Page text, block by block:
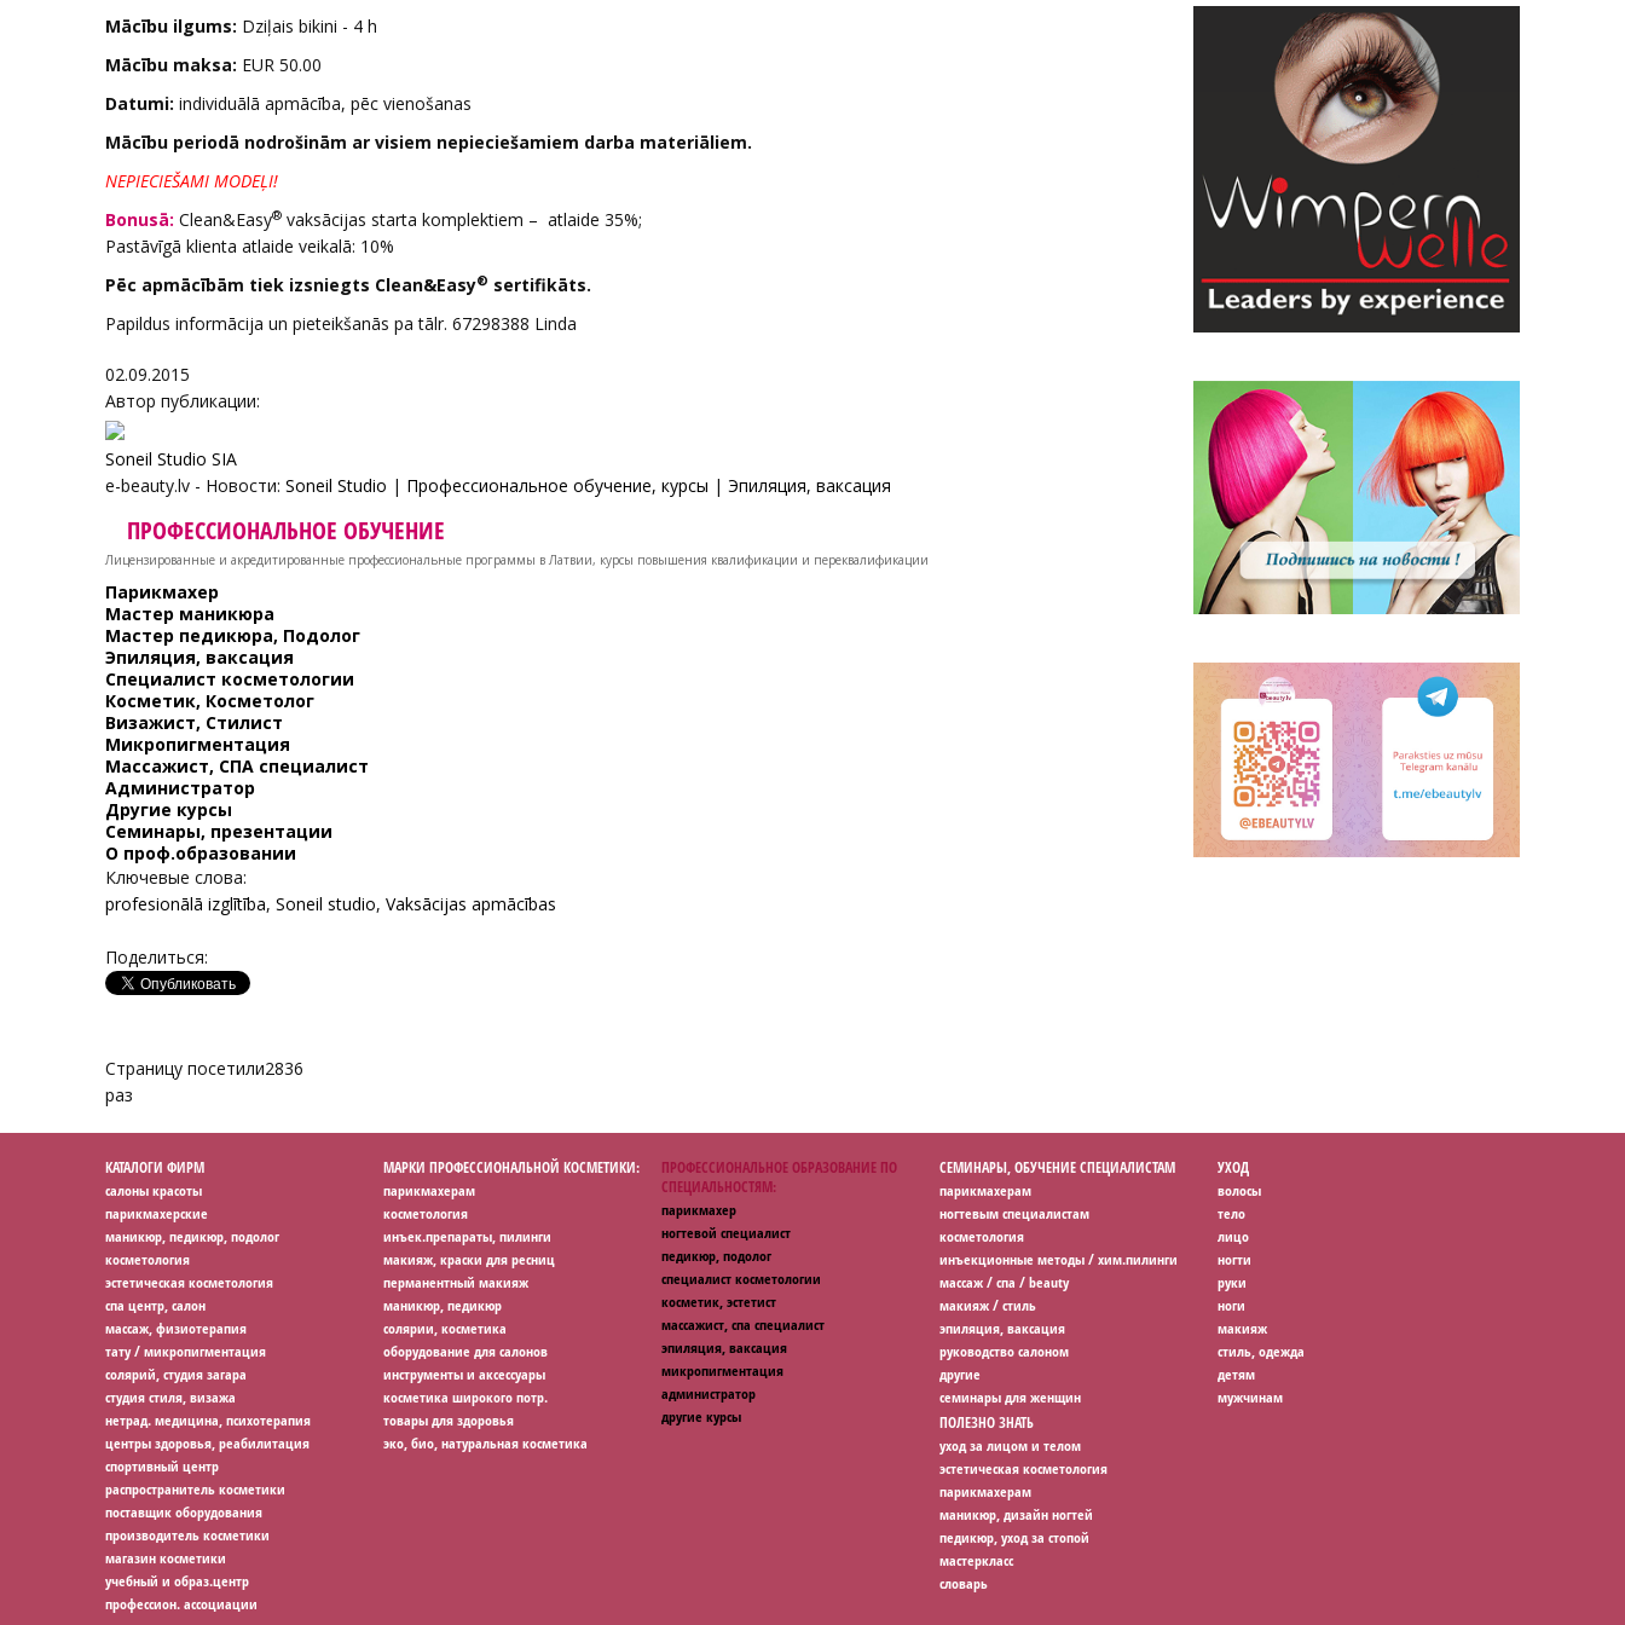
Mācību ilgums: Dziļais bikini - 4 h
Mācību maksa: EUR 50.00
Datumi: individuālā apmācība, pēc vienošanas
Mācību periodā nodrošinām ar visiem nepieciešamiem darba materiāliem.
NEPIECIEŠAMI MODEĻI!
Bonusā: Clean&Easy® vaksācijas starta komplektiem – atlaide 35%;
Pastāvīgā klienta atlaide veikalā: 10%
Pēc apmācībām tiek izsniegts Clean&Easy® sertifikāts.
Papildus informācija un pieteikšanās pa tālr. 67298388 Linda
02.09.2015
Автор публикации:
Soneil Studio SIA
e-beauty.lv - Новости: Soneil Studio | Профессиональное обучение, курсы | Эпиляция, ваксация
ПРОФЕССИОНАЛЬНОЕ ОБУЧЕНИЕ
Лицензированные и акредитированные профессиональные программы в Латвии, курсы повышения квалификации и переквалификации
Парикмахер
Мастер маникюра
Мастер педикюра, Подолог
Эпиляция, ваксация
Специалист косметологии
Косметик, Косметолог
Визажист, Стилист
Микропигментация
Массажист, СПА специалист
Администратор
Другие курсы
Семинары, презентации
О проф.образовании
Ключевые слова:
profesionālā izglītība, Soneil studio, Vaksācijas apmācības
Поделиться:
Страницу посетили2836
раз
КАТАЛОГИ ФИРМ
салоны красоты
парикмахерские
маникюр, педикюр, подолог
косметология
эстетическая косметология
спа центр, салон
массаж, физиотерапия
тату / микропигментация
солярий, студия загара
студия стиля, визажа
нетрад. медицина, психотерапия
центры здоровья, реабилитация
спортивный центр
распространитель косметики
поставщик оборудования
производитель косметики
магазин косметики
учебный и образ.центр
профессион. ассоциации
МАРКИ ПРОФЕССИОНАЛЬНОЙ КОСМЕТИКИ:
парикмахерам
косметология
инъек.препараты, пилинги
макияж, краски для ресниц
перманентный макияж
маникюр, педикюр
солярии, косметика
оборудование для салонов
инструменты и аксессуары
косметика широкого потр.
товары для здоровья
эко, био, натуральная косметика
ПРОФЕССИОНАЛЬНОЕ ОБРАЗОВАНИЕ ПО
СПЕЦИАЛЬНОСТЯМ:
парикмахер
ногтевой специалист
педикюр, подолог
специалист косметологии
косметик, эстетист
массажист, спа специалист
эпиляция, ваксация
микропигментация
администратор
другие курсы
СЕМИНАРЫ, ОБУЧЕНИЕ СПЕЦИАЛИСТАМ
парикмахерам
ногтевым специалистам
косметология
инъекционные методы / хим.пилинги
массаж / спа / beauty
макияж / стиль
эпиляция, ваксация
руководство салоном
другие
семинары для женщин
УХОД
волосы
тело
лицо
ногти
руки
ноги
макияж
стиль, одежда
детям
мужчинам
ПОЛЕЗНО ЗНАТЬ
уход за лицом и телом
эстетическая косметология
парикмахерам
маникюр, дизайн ногтей
педикюр, уход за стопой
мастеркласс
словарь